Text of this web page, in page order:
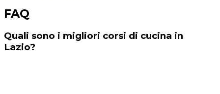
FAQ
Quali sono i migliori corsi di cucina in
Lazio?